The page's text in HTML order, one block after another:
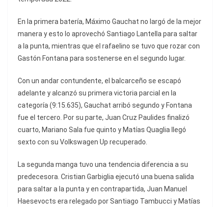
En la primera batería, Máximo Gauchat no largó de la mejor
manera y esto lo aprovechó Santiago Lantella para saltar
a la punta, mientras que el rafaelino se tuvo que rozar con
Gastón Fontana para sostenerse en el segundo lugar.
Con un andar contundente, el balcarceño se escapó
adelante y alcanzó su primera victoria parcial en la
categoría (9:15.635), Gauchat arribó segundo y Fontana
fue el tercero. Por su parte, Juan Cruz Paulides finalizó
cuarto, Mariano Sala fue quinto y Matías Quaglia llegó
sexto con su Volkswagen Up recuperado.
La segunda manga tuvo una tendencia diferencia a su
predecesora. Cristian Garbiglia ejecutó una buena salida
para saltar a la punta y en contrapartida, Juan Manuel
Haesevocts era relegado por Santiago Tambucci y Matías